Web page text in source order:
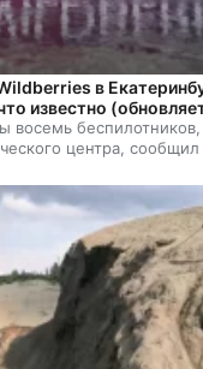
в
известно
восемь
центра, сообщил